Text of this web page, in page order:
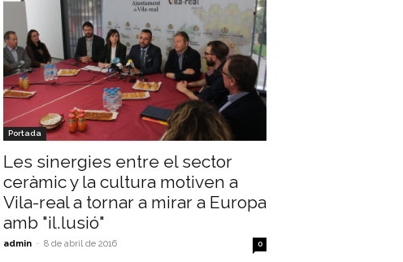
Portada
Les sinergies entre el sector
ceràmic y la cultura motiven a
Vila-real a tornar a mirar a Europa
amb "il.lusió"
admin - 8 de abril de 2016 0